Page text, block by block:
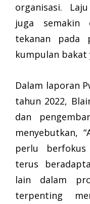
organisasi.
juga semakin
tekanan pada
kumpulan bakat
Dalam laporan
tahun 2022,
dan
menyebutkan,
perlu
terus
lain dalam
terpenting